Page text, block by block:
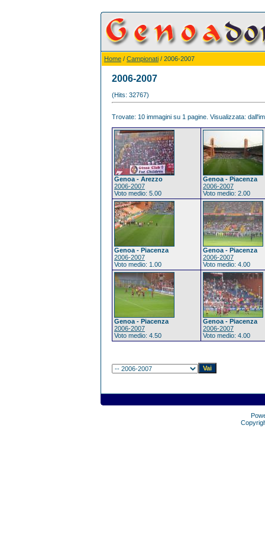
Home / Campionati / 2006-2007
2006-2007
(Hits: 32767)
Trovate: 10 immagini su 1 pagine. Visualizzata:
Genoa - Arezzo
2006-2007
Voto medio: 5.00
Genoa - Piacenza
2006-2007
Voto medio: 2.00
Genoa - Piacenza
2006-2007
Voto medio: 1.00
Genoa - Piacenza
2006-2007
Voto medio: 4.00
Genoa - Piacenza
2006-2007
Voto medio: 4.50
Genoa - Piacenza
2006-2007
Voto medio: 4.00